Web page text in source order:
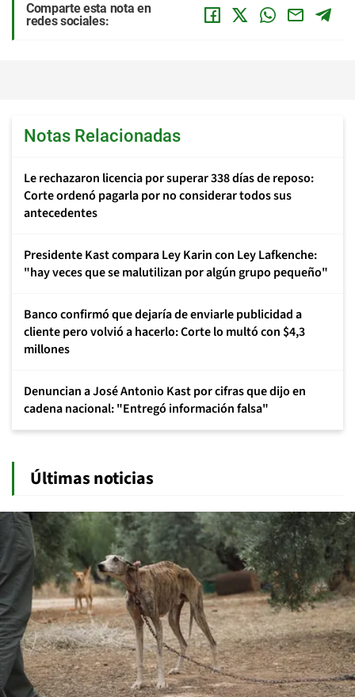
Comparte esta nota en
redes sociales:
Notas Relacionadas
Le rechazaron licencia por superar 338 días de reposo:
Corte ordenó pagarla por no considerar todos sus
antecedentes
Presidente Kast compara Ley Karin con Ley Lafkenche:
"hay veces que se malutilizan por algún grupo pequeño"
Banco confirmó que dejaría de enviarle publicidad a
cliente pero volvió a hacerlo: Corte lo multó con $4,3
millones
Denuncian a José Antonio Kast por cifras que dijo en
cadena nacional: "Entregó información falsa"
Últimas noticias